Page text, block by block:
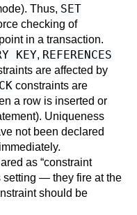
Thus, SET
checking of
in a transaction.
KEY, REFERENCES
are affected by
constraints are
a row is inserted or
Uniqueness
not been declared
as “constraint
setting — they fire at the
should be